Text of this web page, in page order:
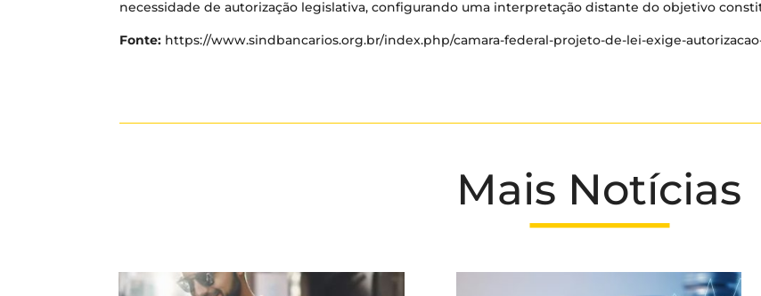
necessidade de autorização legislativa, configurando uma interpretação distante do objetivo
Fonte: https://www.sindbancarios.org.br/index.php/camara-federal-projeto-de-lei-exige-
Mais Notícias